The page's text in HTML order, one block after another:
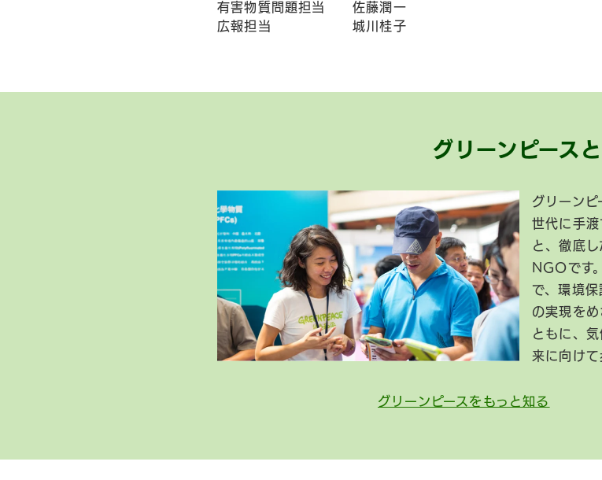
有害物質問題担当 佐藤潤一
広報担当 城川桂子
グリーンピース
グリーン
世代に手
と、徹底
NGOです
で、環境
の実現をめ
ともに、
来に向けて
グリーンピースをもっと知る